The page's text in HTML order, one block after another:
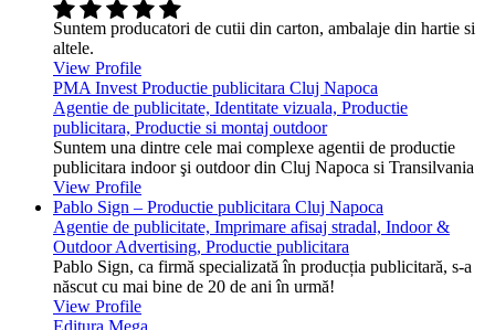
Suntem producatori de cutii din carton, ambalaje din hartie si
altele.
View Profile
PMA Invest Productie publicitara Cluj Napoca
Agentie de publicitate, Identitate vizuala, Productie
publicitara, Productie si montaj outdoor
Suntem una dintre cele mai complexe agentii de productie
publicitara indoor şi outdoor din Cluj Napoca si Transilvania
View Profile
Pablo Sign – Productie publicitara Cluj Napoca
Agentie de publicitate, Imprimare afisaj stradal, Indoor &
Outdoor Advertising, Productie publicitara
Pablo Sign, ca firmă specializată în producția publicitară, s-a
născut cu mai bine de 20 de ani în urmă!
View Profile